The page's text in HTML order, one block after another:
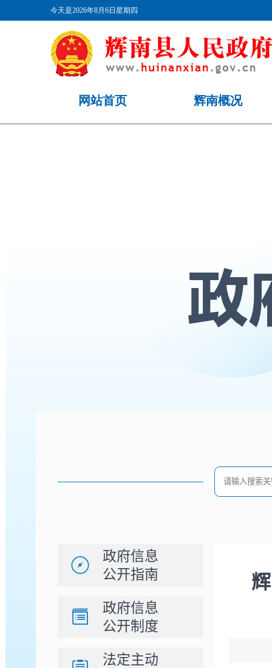
政府信息
公开指南
政府信息
公开制度
法定主动